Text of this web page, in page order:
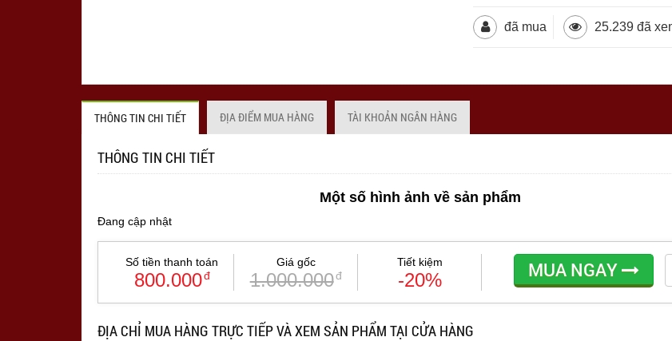
đã mua 25.239 đã
THÔNG TIN CHI TIẾT ĐỊA ĐIỂM MUA HÀNG TÀI KHOẢN NGÂN HÀNG
THÔNG TIN CHI TIẾT
Một số hình ảnh về sản phẩm
Đang cập nhật
Số tiền thanh toán
800.000đ
Giá gốc
1.000.000đ
Tiết kiệm
-20% MUA NGAY
ĐỊA CHỈ MUA HÀNG TRỰC TIẾP VÀ XEM SẢN PHẨM TẠI CỬA HÀNG